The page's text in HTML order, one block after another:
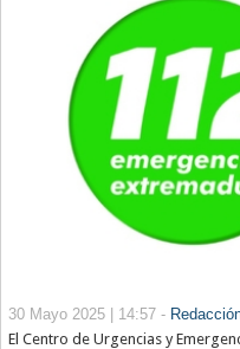
30 Mayo 2025 | 14:57 -
El Centro de Urgencias y